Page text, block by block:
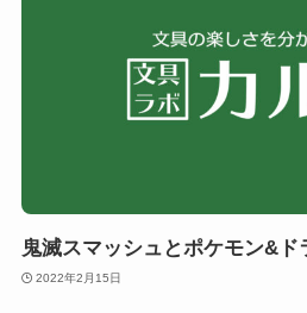
鬼滅スマッシュとポケモン&ド
2022年2月15日